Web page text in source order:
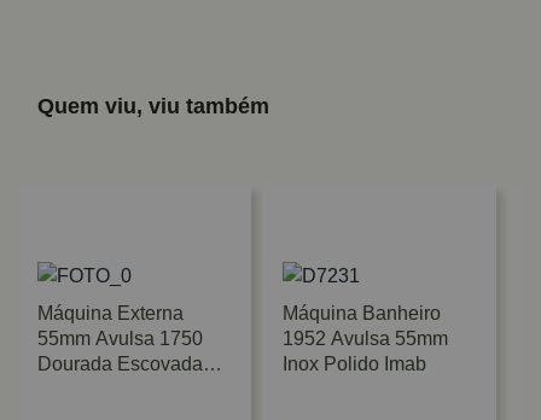
Quem viu, viu também
Máquina Externa
55mm Avulsa 1750
Dourada Escovada
Máquina Banheiro
1952 Avulsa 55mm
Inox Polido Imab